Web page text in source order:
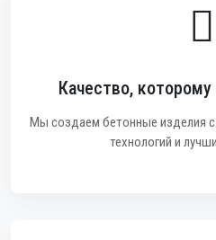
Качество,
Мы создаем бетонные изделия
технологий и